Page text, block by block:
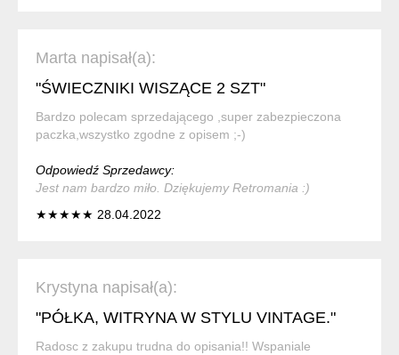
Marta napisał(a):
"ŚWIECZNIKI WISZĄCE 2 SZT"
Bardzo polecam sprzedającego ,super zabezpieczona
paczka,wszystko zgodne z opisem ;-)
Odpowiedź Sprzedawcy:
Jest nam bardzo miło. Dziękujemy Retromania :)
★★★★★ 28.04.2022
Krystyna napisał(a):
"PÓŁKA, WITRYNA W STYLU VINTAGE."
Radosc z zakupu trudna do opisania!! Wspaniale